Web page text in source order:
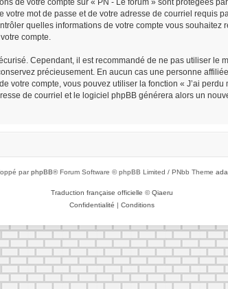
de votre compte sur « PN - Le forum » sont protégées
votre mot de passe et de votre adresse de courriel requis
quelles informations de votre compte vous
compte.
Cependant, il est recommandé de ne pas utiliser le
précieusement. En aucun cas une personne
votre compte, vous pouvez utiliser la fonction « J’ai
de courriel et le logiciel phpBB générera alors un
parphpBB® Forum Software © phpBB Limited / PNbb Theme
Traduction française officielle ©Qiaeru
Confidentialité | Conditions